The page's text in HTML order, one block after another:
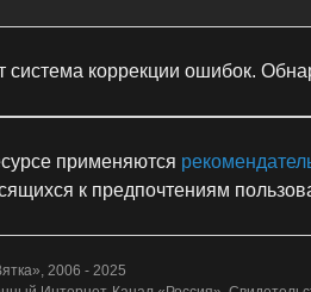
система коррекции ошибок.
применяются
к предпочтениям
2006 - 2025